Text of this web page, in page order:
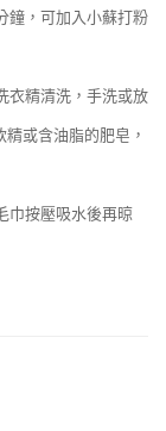
鐘，可加入小蘇打粉
衣精清洗，手洗或放
或含油脂的肥皂，
巾按壓吸水後再晾